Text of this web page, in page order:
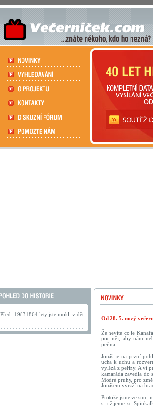
Před -19831864 lety jste mohli vidět
Od 28. 5. nový
Že nevíte co je
pod něj, aby nám
peřina.
Jonáš je na první
ucha k uchu a
vylézá z peřiny. A ví
kamaráda zavedla do
Modré pruhy, pro
Jonášem vyráží na
Protože jsme ve snu,
si užijeme se